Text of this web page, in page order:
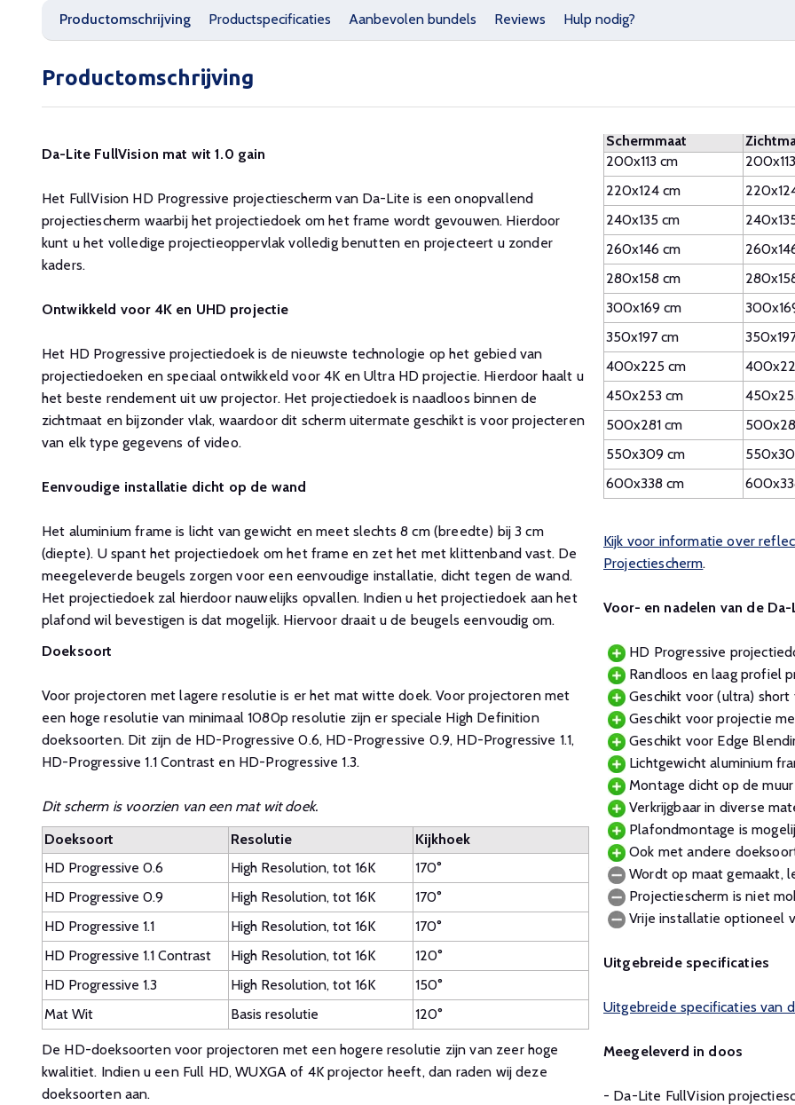
Productomschrijving Productspecificaties Aanbevolen bundels Reviews Hulp nodig?
Productomschrijving
Da-Lite FullVision mat wit 1.0 gain
Het FullVision HD Progressive projectiescherm van Da-Lite is een onopvallend
projectiescherm waarbij het projectiedoek om het frame wordt gevouwen. Hierdoor
kunt u het volledige projectieoppervlak volledig benutten en projecteert u zonder
kaders.
Ontwikkeld voor 4K en UHD projectie
Het HD Progressive projectiedoek is de nieuwste technologie op het gebied van
projectiedoeken en speciaal ontwikkeld voor 4K en Ultra HD projectie. Hierdoor haalt u
het beste rendement uit uw projector. Het projectiedoek is naadloos binnen de
zichtmaat en bijzonder vlak, waardoor dit scherm uitermate geschikt is voor projecteren
van elk type gegevens of video.
Eenvoudige installatie dicht op de wand
Het aluminium frame is licht van gewicht en meet slechts 8 cm (breedte) bij 3 cm
(diepte). U spant het projectiedoek om het frame en zet het met klittenband vast. De
meegeleverde beugels zorgen voor een eenvoudige installatie, dicht tegen de wand.
Het projectiedoek zal hierdoor nauwelijks opvallen. Indien u het projectiedoek aan het
plafond wil bevestigen is dat mogelijk. Hiervoor draait u de beugels eenvoudig om.
Doeksoort
Voor projectoren met lagere resolutie is er het mat witte doek. Voor projectoren met
een hoge resolutie van minimaal 1080p resolutie zijn er speciale High Definition
doeksoorten. Dit zijn de HD-Progressive 0.6, HD-Progressive 0.9, HD-Progressive 1.1,
HD-Progressive 1.1 Contrast en HD-Progressive 1.3.
Dit scherm is voorzien van een mat wit doek.
Doeksoort
Resolutie
Kijkhoek
HD Progressive 0.6
High Resolution, tot 16K
170°
HD Progressive 0.9
High Resolution, tot 16K
170°
HD Progressive 1.1
High Resolution, tot 16K
170°
HD Progressive 1.1 Contrast
High Resolution, tot 16K
120°
HD Progressive 1.3
High Resolution, tot 16K
150°
Mat Wit
Basis resolutie 120°
De HD-doeksoorten voor projectoren met een hogere resolutie zijn van zeer hoge
kwalitiet. Indien u een Full HD, WUXGA of 4K projector heeft, dan raden wij deze
doeksoorten aan.
Schermmaat
200x113 cm
220x124 cm
240x135 cm
260x146 cm
280x158 cm
300x169 cm
350x197 cm
400x225 cm
450x253 cm
500x281 cm
550x309 cm
600x338 cm
Kijk voor informatie over
Projectiescherm.
Voor- en nadelen van de
HD Progressive
Randloos en laag profiel
Geschikt voor (ultra)
Geschikt voor projectie
Geschikt voor Edge
Lichtgewicht aluminium
Montage dicht op de
Verkrijgbaar in diverse
Plafondmontage is
Ook met andere
Wordt op maat gemaakt,
Projectiescherm is niet
Vrije installatie optioneel
Uitgebreide specificaties
Uitgebreide specificaties van
Meegeleverd in doos
- Da-Lite FullVision